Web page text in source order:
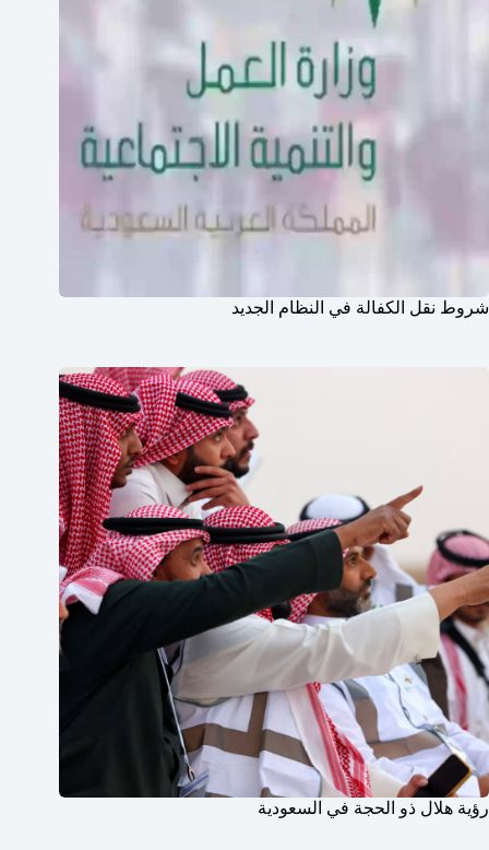
شروط نقل الكفالة في النظام الجديد
رؤية هلال ذو الحجة في السعودية